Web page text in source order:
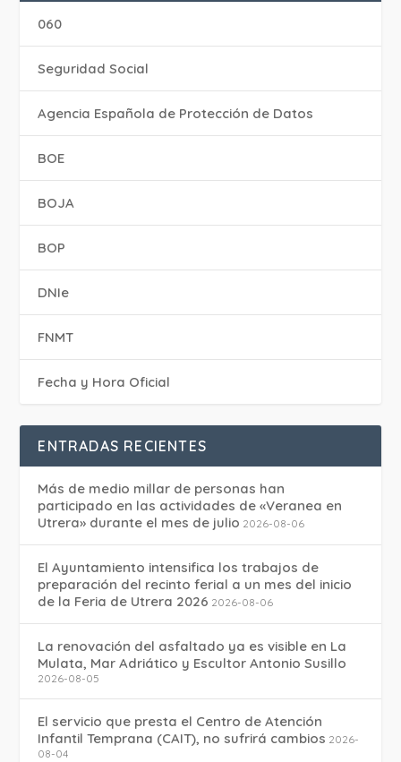
060
Seguridad Social
Agencia Española de Protección de Datos
BOE
BOJA
BOP
DNIe
FNMT
Fecha y Hora Oficial
ENTRADAS RECIENTES
Más de medio millar de personas han
participado en las actividades de «Veranea en
Utrera» durante el mes de julio 2026-08-06
El Ayuntamiento intensifica los trabajos de
preparación del recinto ferial a un mes del inicio
de la Feria de Utrera 2026 2026-08-06
La renovación del asfaltado ya es visible en La
Mulata, Mar Adriático y Escultor Antonio Susillo
2026-08-05
El servicio que presta el Centro de Atención
Infantil Temprana (CAIT), no sufrirá cambios 2026-
08-04